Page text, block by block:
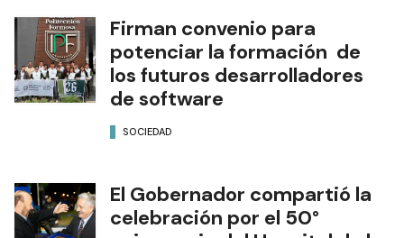
Firman convenio para
potenciar la formación de
los futuros desarrolladores
de software
SOCIEDAD
El Gobernador compartió la
celebración por el 50°